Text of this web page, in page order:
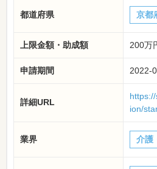
都道府県 京都
上限金額・助成額 200万
申請期間 2022-
詳細URL
ion/
業界 介護